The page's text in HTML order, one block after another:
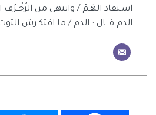
اسـتفاد الهَـمْ / وانتهى من
الدم قـــال : الدم / ما افتكـرش